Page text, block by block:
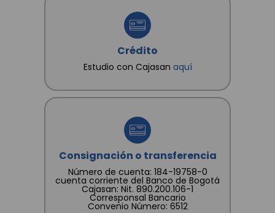
Crédito
Estudio con Cajasan aquí
Consignación o transferencia
Número de cuenta: 184-19758-0
cuenta corriente del Banco de Bogotá
Cajasan: Nit. 890.200.106-1
Corresponsal Bancario
Convenio Número: 6512